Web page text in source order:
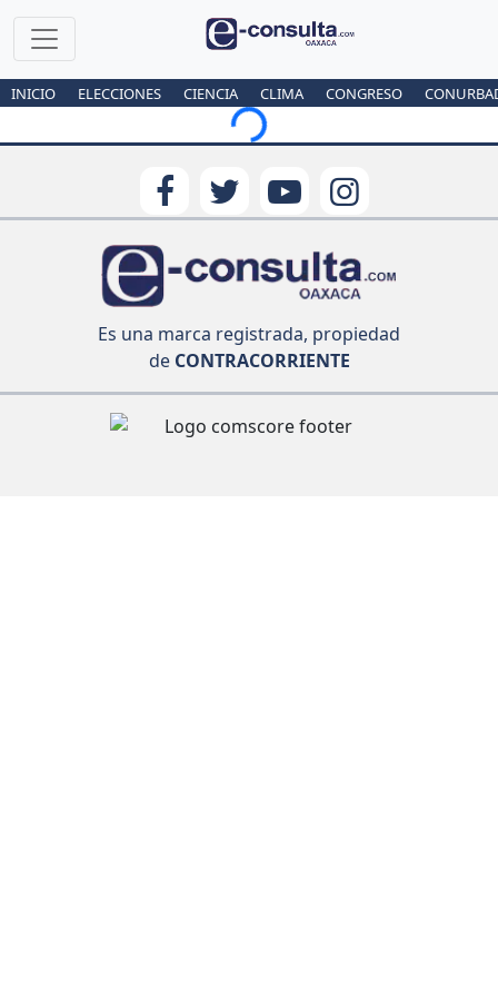
INICIO ELECCIONES CIENCIA CLIMA CONGRESO
Loading...
Es una marca registrada, propiedad
deCONTRACORRIENTE